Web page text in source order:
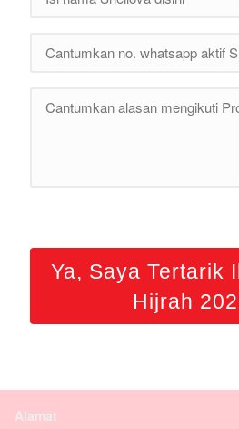
Ya, Saya Tertarik
Hijrah
Alamat